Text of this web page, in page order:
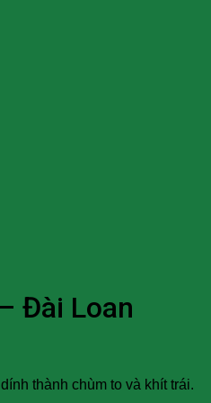
Đài Loan
thành chùm to và khít trái.